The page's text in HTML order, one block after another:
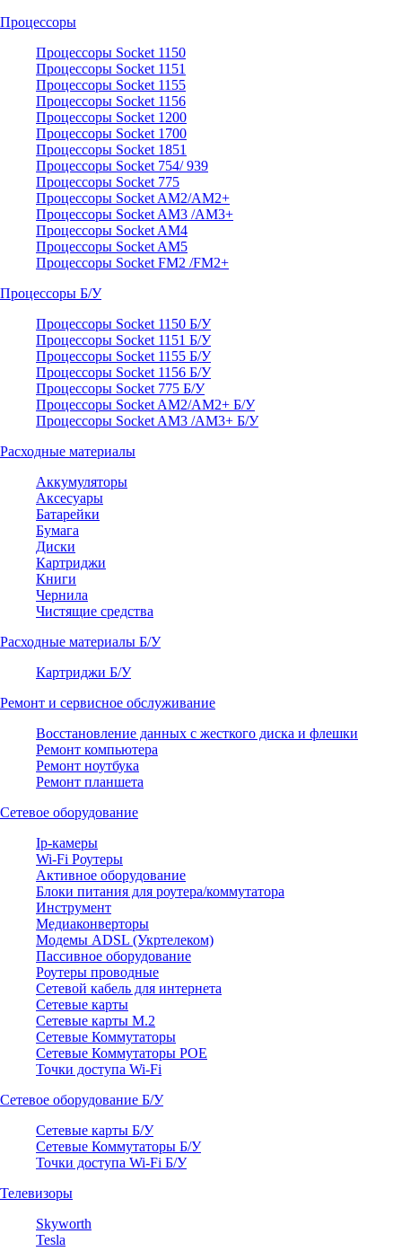
Процессоры
Процессоры Socket 1150
Процессоры Socket 1151
Процессоры Socket 1155
Процессоры Socket 1156
Процессоры Socket 1200
Процессоры Socket 1700
Процессоры Socket 1851
Процессоры Socket 754/ 939
Процессоры Socket 775
Процессоры Socket AM2/AM2+
Процессоры Socket AM3 /AM3+
Процессоры Socket AM4
Процессоры Socket AM5
Процессоры Socket FM2 /FM2+
Процессоры Б/У
Процессоры Socket 1150 Б/У
Процессоры Socket 1151 Б/У
Процессоры Socket 1155 Б/У
Процессоры Socket 1156 Б/У
Процессоры Socket 775 Б/У
Процессоры Socket AM2/AM2+ Б/У
Процессоры Socket AM3 /AM3+ Б/У
Расходные материалы
Аккумуляторы
Аксесуары
Батарейки
Бумага
Диски
Картриджи
Книги
Чернила
Чистящие средства
Расходные материалы Б/У
Картриджи Б/У
Ремонт и сервисное обслуживание
Восстановление данных с жесткого диска и флешки
Ремонт компьютера
Ремонт ноутбука
Ремонт планшета
Сетевое оборудование
Ip-камеры
Wi-Fi Роутеры
Активное оборудование
Блоки питания для роутера/коммутатора
Инструмент
Медиаконверторы
Модемы ADSL (Укртелеком)
Пассивное оборудование
Роутеры проводные
Сетевой кабель для интернета
Сетевые карты
Сетевые карты M.2
Сетевые Коммутаторы
Сетевые Коммутаторы POE
Точки доступа Wi-Fi
Сетевое оборудование Б/У
Сетевые карты Б/У
Сетевые Коммутаторы Б/У
Точки доступа Wi-Fi Б/У
Телевизоры
Skyworth
Tesla